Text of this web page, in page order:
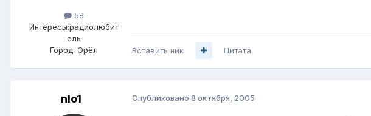
58
Интересы:радиолюбит
ель
Город: Орёл Вставить ник Цитата
nlo1 Опубликовано 8 октября, 2005